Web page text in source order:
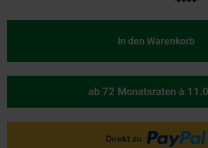
In den Warenkorb
ab 72 Monatsraten à